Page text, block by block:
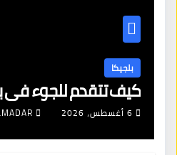
بلجيكا
كيف تتقدم للجوء في
6 أغسطس، 2026